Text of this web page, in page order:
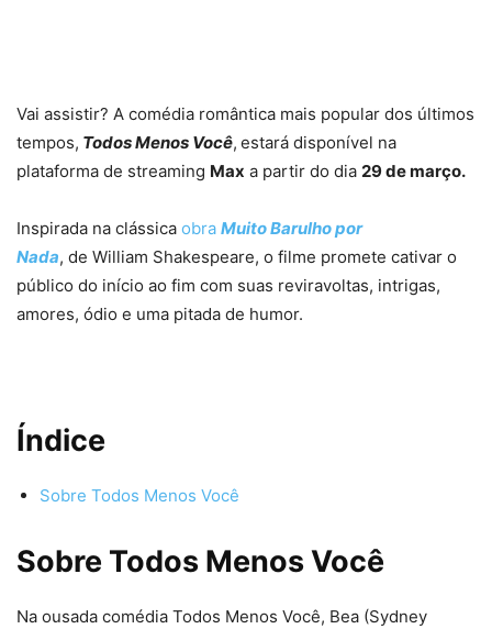
Vai assistir? A comédia romântica mais popular dos últimos
tempos, Todos Menos Você, estará disponível na
plataforma de streaming Max a partir do dia 29 de março.
Inspirada na clássica obra Muito Barulho por
Nada, de William Shakespeare, o filme promete cativar o
público do início ao fim com suas reviravoltas, intrigas,
amores, ódio e uma pitada de humor.
Índice
Sobre Todos Menos Você
Sobre Todos Menos Você
Na ousada comédia Todos Menos Você, Bea (Sydney